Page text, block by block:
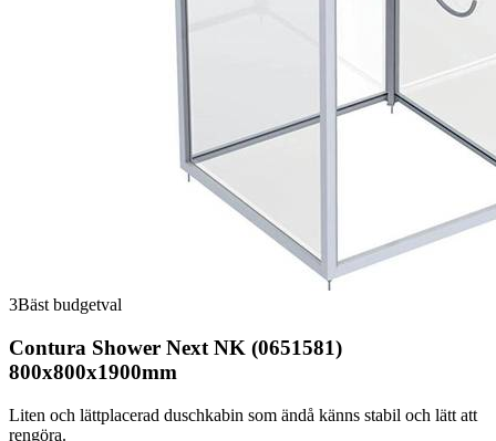
3Bäst budgetval
Contura Shower Next NK (0651581)
800x800x1900mm
Liten och lättplacerad duschkabin som ändå känns stabil och lätt att
rengöra.